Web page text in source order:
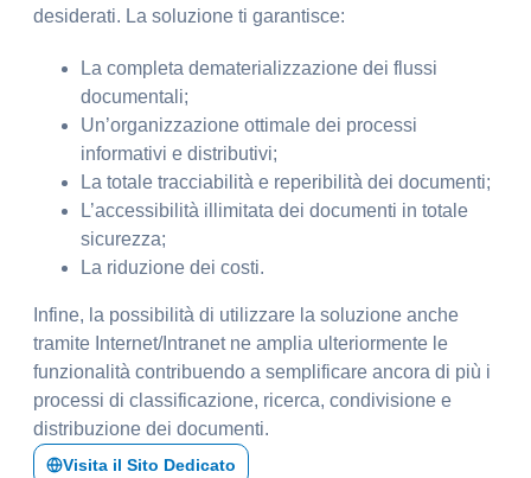
desiderati. La soluzione ti garantisce:
La completa dematerializzazione dei flussi
documentali;
Un’organizzazione ottimale dei processi
informativi e distributivi;
La totale tracciabilità e reperibilità dei documenti;
L’accessibilità illimitata dei documenti in totale
sicurezza;
La riduzione dei costi.
Infine, la possibilità di utilizzare la soluzione anche
tramite Internet/Intranet ne amplia ulteriormente le
funzionalità contribuendo a semplificare ancora di più i
processi di classificazione, ricerca, condivisione e
distribuzione dei documenti.
Visita il Sito Dedicato